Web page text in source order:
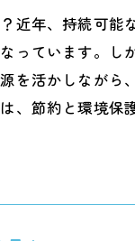
近年、持続可
っています。
を活かしなが
、節約と環境